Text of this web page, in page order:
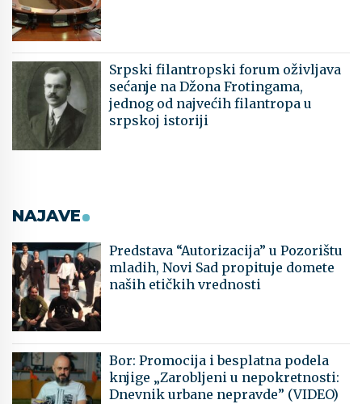
Srpski filantropski forum oživljava
sećanje na Džona Frotingama,
jednog od najvećih filantropa u
srpskoj istoriji
NAJAVE
Predstava “Autorizacija” u Pozorištu
mladih, Novi Sad propituje domete
naših etičkih vrednosti
Bor: Promocija i besplatna podela
knjige „Zarobljeni u nepokretnosti:
Dnevnik urbane nepravde” (VIDEO)